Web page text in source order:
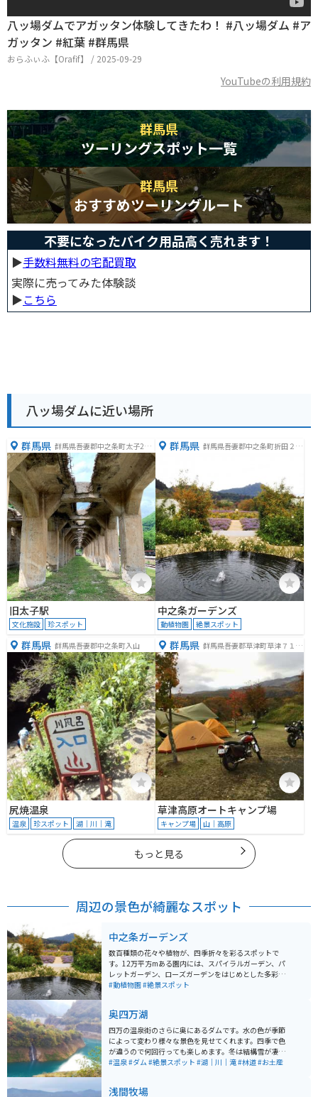
八ッ場ダムでアガッタン体験してきたわ！ #八ッ場ダム #ア
ガッタン #紅葉 #群馬県
おらふぃふ【Orafif】 / 2025-09-29
YouTubeの利用規約
群馬県
ツーリングスポット一覧
群馬県
おすすめツーリングルート
不要になったバイク用品高く売れます！
▶︎手数料無料の宅配買取
実際に売ってみた体験談
▶︎こちら
八ッ場ダムに近い場所
群馬県 群馬県吾妻郡中之条町太子251
番地4
旧太子駅
文化施設 珍スポット
群馬県 群馬県吾妻郡中之条町折田２４
中之条ガーデンズ
動植物園 絶景スポット
群馬県 群馬県吾妻郡中之条町入山
尻焼温泉
温泉 珍スポット 湖｜川｜滝
群馬県 群馬県吾妻郡草津町草津７１１
草津高原オートキャンプ場
キャンプ場 山｜高原
もっと見る
周辺の景色が綺麗なスポット
中之条ガーデンズ
数百種類の花々や植物が、四季折々を彩るスポットで
す。12万平方mある園内には、スパイラルガーデン、パ
レットガーデン、ローズガーデンをはじめとした多彩な
庭園があり、散策が楽しめます。 例年、4月の丘一面を
バラと、11月中旬まで年に数回訪れても、花々の移ろい
を感じられます。 レストラン、売店、花屋、茶屋、展示
施設に加え、草木染・陶芸の体験施設などもあります。
#動植物園#絶景スポット
奥四万湖
四万の温泉街のさらに奥にあるダムです。水の色が季節
によって変わり様々な景色を見せてくれます。四季で色
が違うので何回行っても楽しめます。冬は結構雪が凄い
のでバイクでは厳しいですが、春から秋まではオススメ
#温泉#ダム#絶景スポット #湖｜川｜滝#林道#お土産
浅間牧場